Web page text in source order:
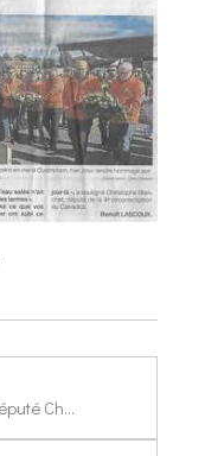
Merville-Franceville - Le député Christophe Blanchet fait le bilan